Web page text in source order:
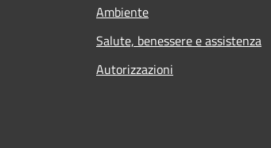
Ambiente
Salute, benessere e assistenza
Autorizzazioni